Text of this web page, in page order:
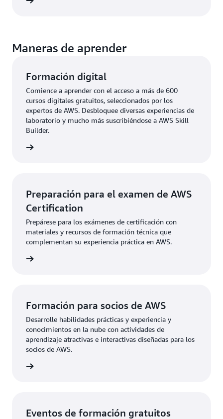
Maneras de aprender
Formación digital
Comience a aprender con el acceso a más de 600
cursos digitales gratuitos, seleccionados por los
expertos de AWS. Desbloquee diversas experiencias de
laboratorio y mucho más suscribiéndose a AWS Skill
Builder.
Preparación para el examen de AWS
Certification
Prepárese para los exámenes de certificación con
materiales y recursos de formación técnica que
complementan su experiencia práctica en AWS.
Formación para socios de AWS
Desarrolle habilidades prácticas y experiencia y
conocimientos en la nube con actividades de
aprendizaje atractivas e interactivas diseñadas para los
socios de AWS.
Eventos de formación gratuitos